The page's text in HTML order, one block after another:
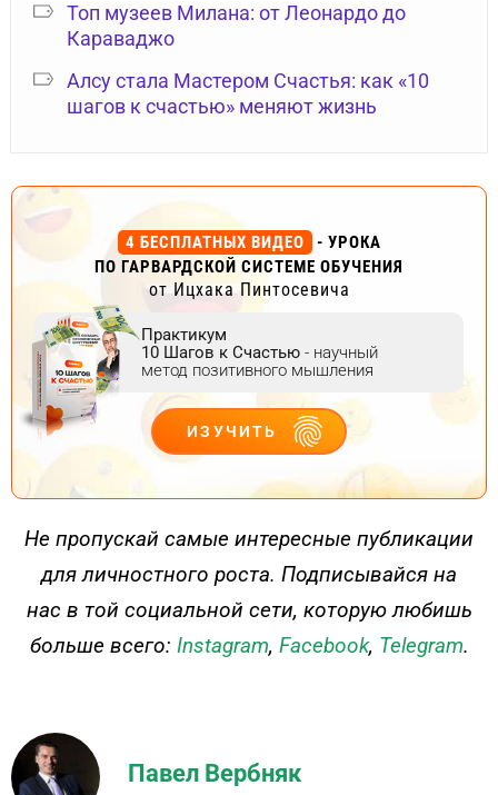
Топ музеев Милана: от Леонардо до
Караваджо
Алсу стала Мастером Счастья: как «10
шагов к счастью» меняют жизнь
4 БЕСПЛАТНЫХ ВИДЕО
- УРОКА
ПО ГАРВАРДСКОЙ СИСТЕМЕ ОБУЧЕНИЯ
от Ицхака Пинтосевича
Практикум
10 Шагов к Счастью - научный
метод позитивного мышления
ИЗУЧИТЬ
ДЕЙСТВУЙ
Не пропускай самые интересные публикации
для личностного роста. Подписывайся на
нас в той социальной сети, которую любишь
больше всего: Instagram, Facebook, Telegram.
Павел Вербняк